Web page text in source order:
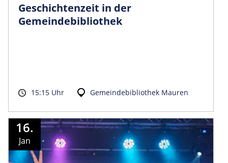
Geschichtenzeit in der
Gemeindebibliothek
15:15 Uhr Gemeindebibliothek Mauren
16.
Jan